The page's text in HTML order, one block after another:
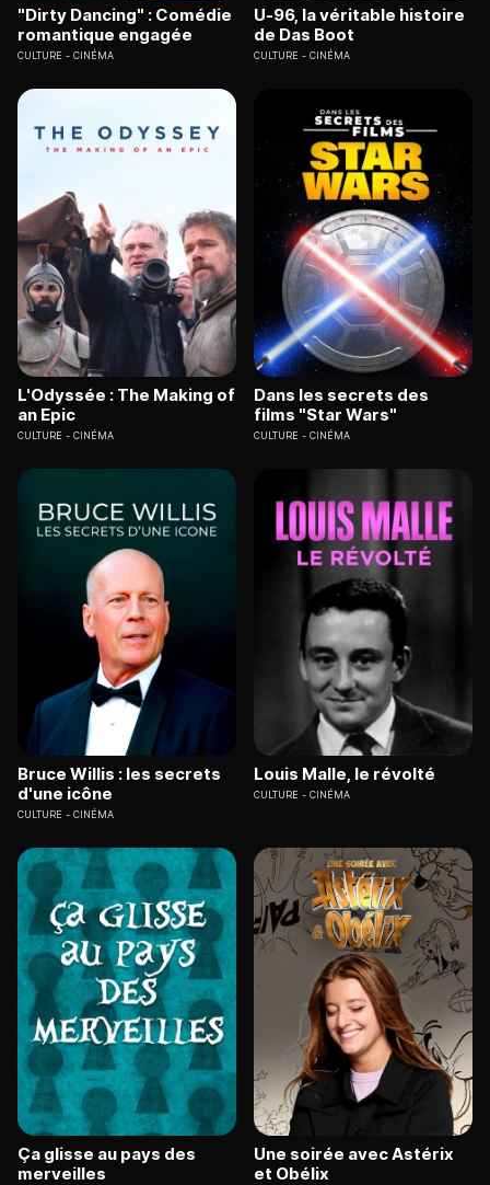
"Dirty Dancing" : Comédie
romantique engagée
CULTURE CINÉMA
U-96, la véritable histoire
de Das Boot
CULTURE CINÉMA
L'Odyssée : The Making of
an Epic
CULTURE CINÉMA
Dans les secrets des
films "Star Wars"
CULTURE CINÉMA
Bruce Willis : les secrets
d'une icône
CULTURE CINÉMA
Louis Malle, le révolté
CULTURE CINÉMA
Ça glisse au pays des
merveilles
Une soirée avec Astérix
et Obélix